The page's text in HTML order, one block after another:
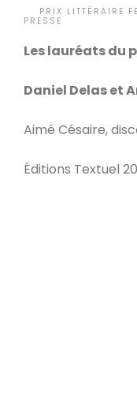
PRIX LITTÉRAIRE
PRESSE
Les lauréats du
Daniel Delas et
Aimé Césaire,
Éditions Textuel